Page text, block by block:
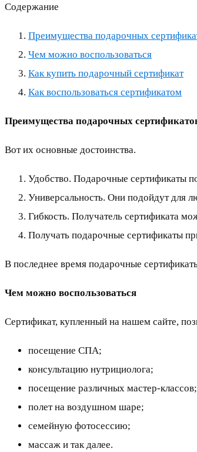
Содержание
Преимущества подарочных
Чем можно воспользоваться
Как купить подарочный сертификат
Как воспользоваться сертификатом
Преимущества подарочных
Вот их основные достоинства.
Удобство. Подарочные сертификаты
Универсальность. Они подойдут для
Гибкость. Получатель сертификата
Получать подарочные сертификаты
В последнее время подарочные
Чем можно воспользоваться
Сертификат, купленный на нашем сайте,
посещение СПА;
консультацию нутрициолога;
посещение различных мастер-классов;
полет на воздушном шаре;
семейную фотосессию;
массаж и так далее.